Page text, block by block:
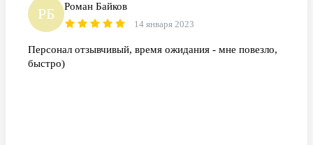
РБ Роман Байков
14 января 2023
Персонал отзывчивый, время ожидания - мне повезло,
быстро)